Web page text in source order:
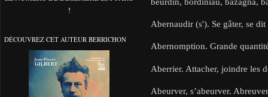
!
DÉCOUVREZ CET AUTEUR BERRICHON
Abernaudir (s'). Se gâter, se
Abernomption. Grande
Aberrier. Attacher, joindre les
Abeurver, s’abeurver.